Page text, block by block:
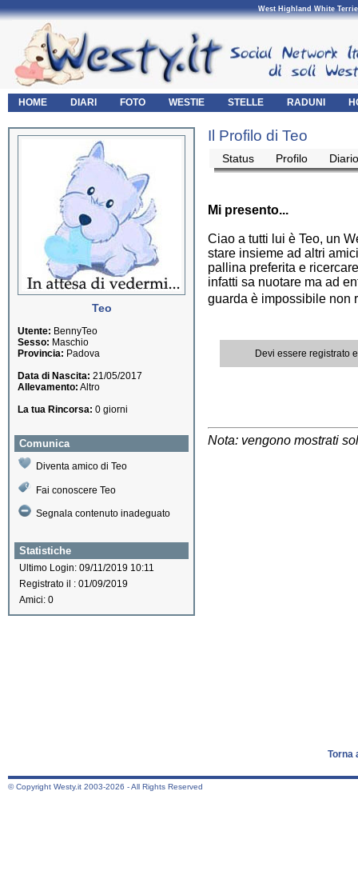
West Highland White
HOME DIARI FOTO WESTIE STELLE RADUNI
Teo
Utente: BennyTeo
Sesso: Maschio
Provincia: Padova
Data di Nascita: 21/05/2017
Allevamento: Altro
La tua Rincorsa: 0 giorni
Comunica
Diventa amico di Teo
Fai conoscere Teo
Segnala contenuto inadeguato
Statistiche
Ultimo Login: 09/11/2019 10:11
Registrato il : 01/09/2019
Amici: 0
Il Profilo di Teo
Status Profilo Diario
Mi presento...
Ciao a tutti lui è Teo, un
stare insieme ad altri
pallina preferita e
infatti sa nuotare ma ad
guarda è impossibile
Devi essere registrato
Nota: vengono mostrati
Torna
© Copyright Westy.it 2003-2026 - All Rights Reserved